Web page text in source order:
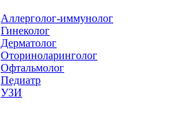
Аллерголог-иммунолог
Гинеколог
Дерматолог
Оториноларинголог
Офтальмолог
Педиатр
УЗИ